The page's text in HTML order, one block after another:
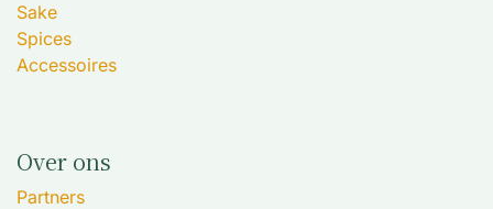
Sake
Spices
Accessoires
Over ons
Partners